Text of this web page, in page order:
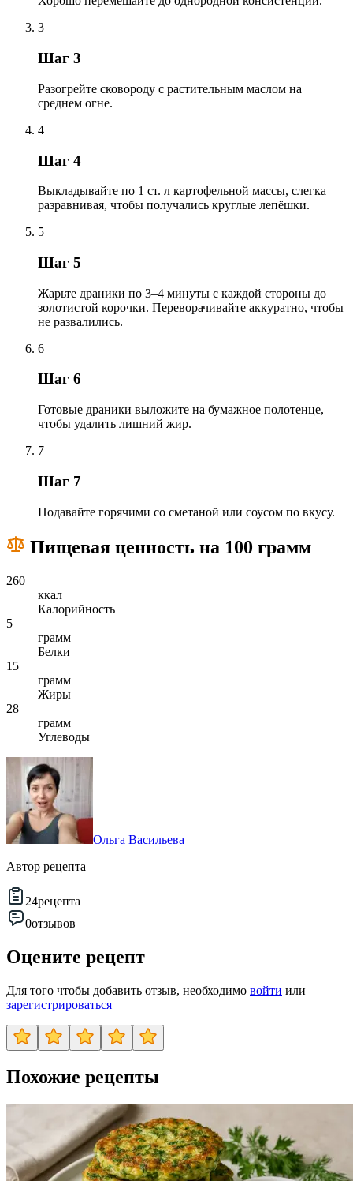
3
Шаг 3
Разогрейте сковороду с растительным маслом на
среднем огне.
4
Шаг 4
Выкладывайте по 1 ст. л картофельной массы, слегка
разравнивая, чтобы получались круглые лепёшки.
5
Шаг 5
Жарьте драники по 3–4 минуты с каждой стороны до
золотистой корочки. Переворачивайте аккуратно, чтобы
не развалились.
6
Шаг 6
Готовые драники выложите на бумажное полотенце,
чтобы удалить лишний жир.
7
Шаг 7
Подавайте горячими со сметаной или соусом по вкусу.
Пищевая ценность на 100 грамм
260
ккал
Калорийность
5
грамм
Белки
15
грамм
Жиры
28
грамм
Углеводы
Ольга Васильева
Автор рецепта
24рецепта
0отзывов
Оцените рецепт
Для того чтобы добавить отзыв, необходимо войти или
зарегистрироваться
Похожие рецепты